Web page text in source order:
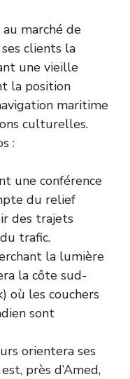
au marché de
clients la
une vieille
la position
maritime
culturelles.
:
une conférence
du relief
des trajets
trafic.
la lumière
la côte sud-
où les couchers
sont
orientera ses
près d’Amed,